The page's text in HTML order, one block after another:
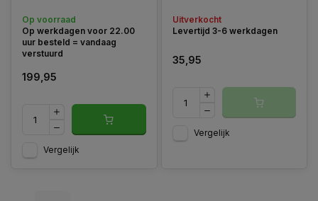
Op voorraad
Op werkdagen voor 22.00
uur besteld = vandaag
verstuurd
199,95
Vergelijk
PurePOWER borstelloze
motor levert deze ventilator
Uitverkocht
Levertijd 3-6 werkdagen
35,95
Vergelijk